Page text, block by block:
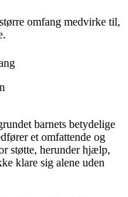
omfang medvirke til,
barnets betydelige
et omfattende og
støtte, herunder hjælp,
klare sig alene uden